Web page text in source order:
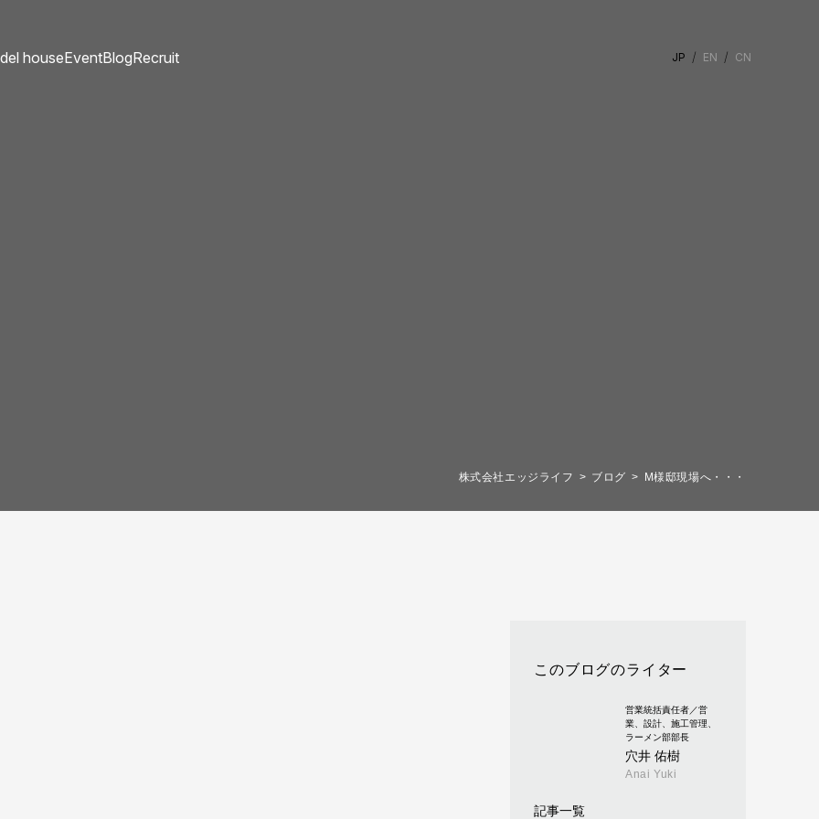
houseEventBlogRecruit JP EN CN
株式会社エッジライフ ブログ M様邸現場へ・・・
このブログのライター
営業統括責任者／営
業、設計、施工管理、
ラーメン部部長
穴井 佑樹
Anai Yuki
記事一覧